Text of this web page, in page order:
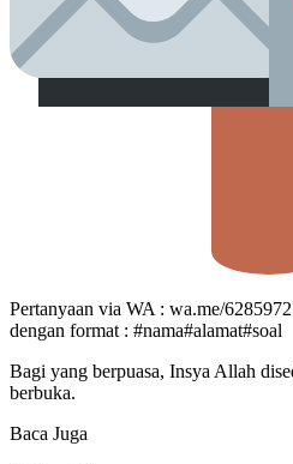
Pertanyaan via WA : wa.me/
dengan format : #nama#alamat#soal
Bagi yang berpuasa, Insya Allah
berbuka.
Baca Juga